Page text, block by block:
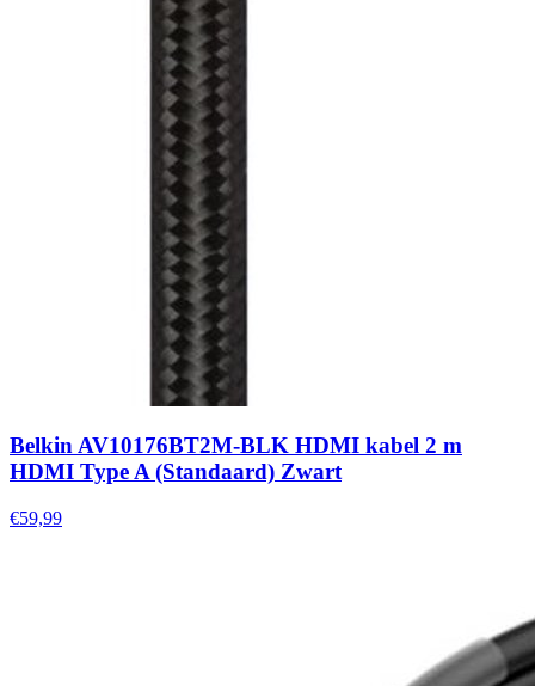
Belkin AV10176BT2M-BLK HDMI kabel 2 m
HDMI Type A (Standaard) Zwart
€59,99